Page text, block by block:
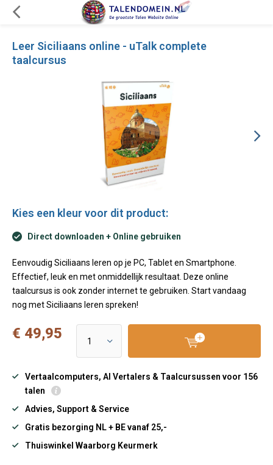
Leer Siciliaans online - uTalk complete
taalcursus
Kies een kleur voor dit product:
Direct downloaden + Online gebruiken
Eenvoudig Siciliaans leren op je PC, Tablet en Smartphone.
Effectief, leuk en met onmiddellijk resultaat. Deze online
taalcursus is ook zonder internet te gebruiken. Start vandaag
nog met Siciliaans leren spreken!
€ 49,95
Vertaalcomputers, AI Vertalers & Taalcursussen voor 156
talen
Advies, Support & Service
Gratis bezorging NL + BE vanaf 25,-
Thuiswinkel Waarborg Keurmerk